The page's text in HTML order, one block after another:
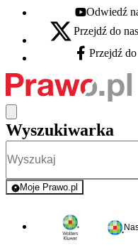
Youtube - otwiera
Odwiedź
X - otwiera się w nowej
Przejdź do
Facebook -
Przejdź
Wyszukiwarka
Moje Prawo.pl
- rejestracja i